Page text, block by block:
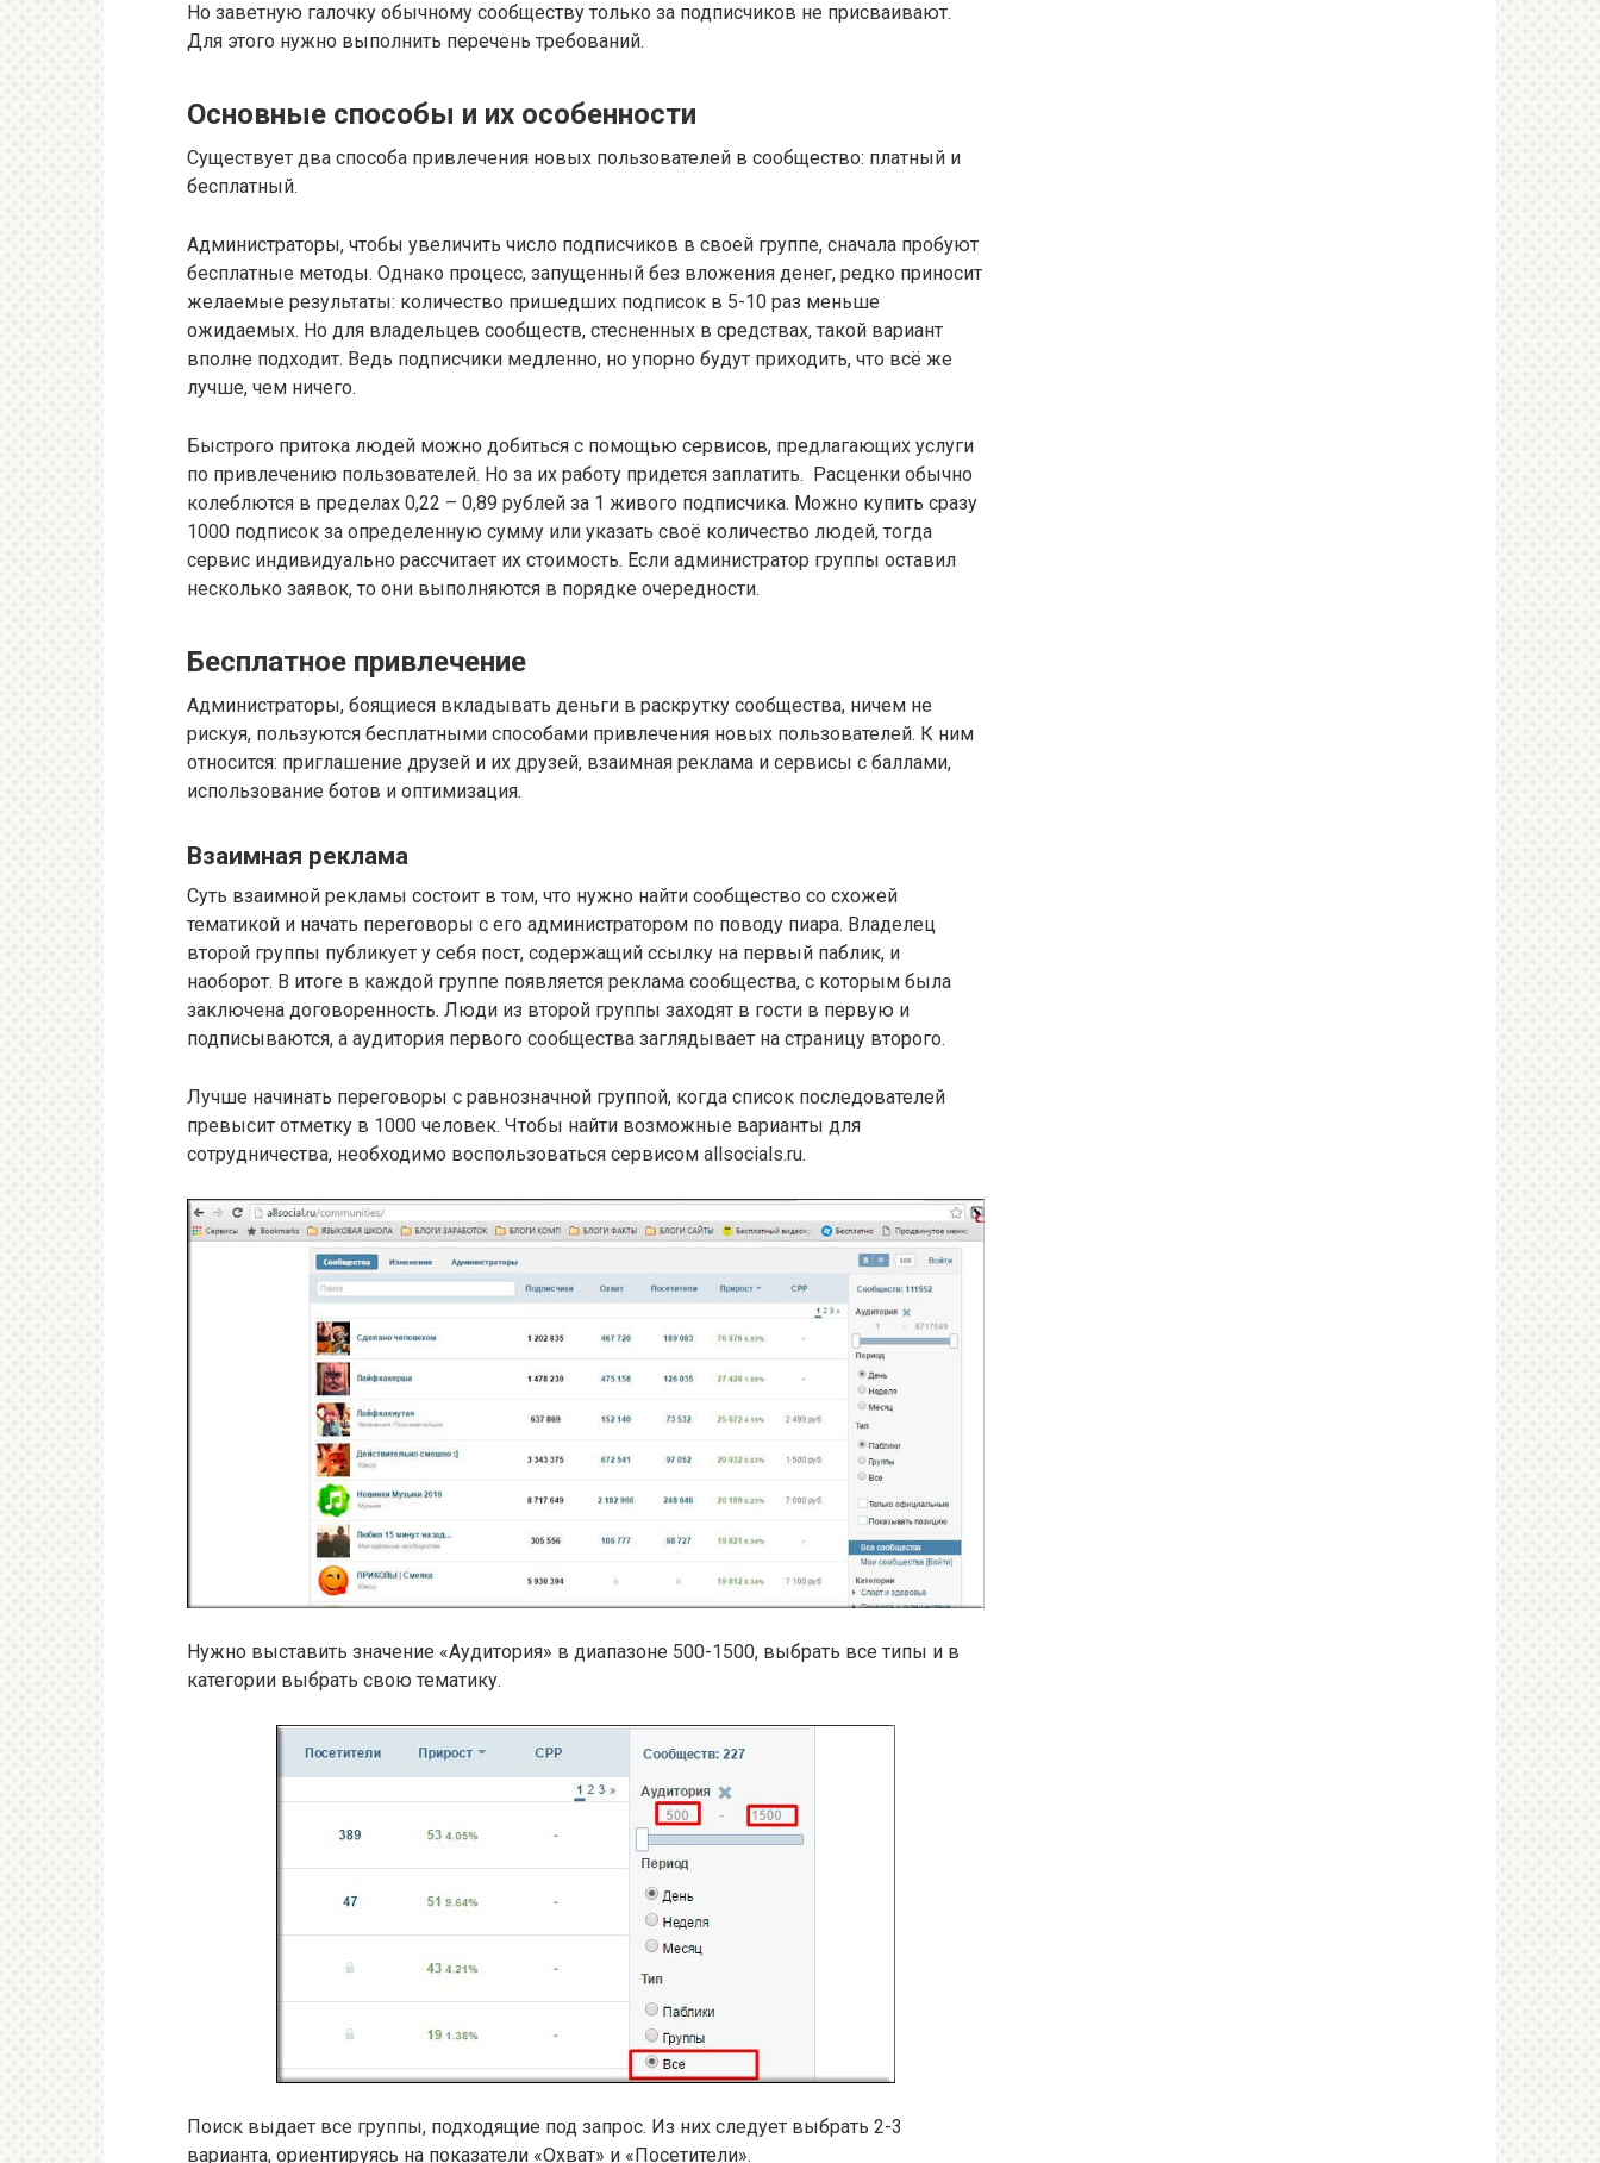
Но заветную галочку обычному сообществу только за подписчиков не присваивают.
Для этого нужно выполнить перечень требований.
Основные способы и их особенности
Существует два способа привлечения новых пользователей в сообщество: платный и
бесплатный.
Администраторы, чтобы увеличить число подписчиков в своей группе, сначала пробуют
бесплатные методы. Однако процесс, запущенный без вложения денег, редко приносит
желаемые результаты: количество пришедших подписок в 5-10 раз меньше
ожидаемых. Но для владельцев сообществ, стесненных в средствах, такой вариант
вполне подходит. Ведь подписчики медленно, но упорно будут приходить, что всё же
лучше, чем ничего.
Быстрого притока людей можно добиться с помощью сервисов, предлагающих услуги
по привлечению пользователей. Но за их работу придется заплатить. Расценки обычно
колеблются в пределах 0,22 – 0,89 рублей за 1 живого подписчика. Можно купить сразу
1000 подписок за определенную сумму или указать своё количество людей, тогда
сервис индивидуально рассчитает их стоимость. Если администратор группы оставил
несколько заявок, то они выполняются в порядке очередности.
Бесплатное привлечение
Администраторы, боящиеся вкладывать деньги в раскрутку сообщества, ничем не
рискуя, пользуются бесплатными способами привлечения новых пользователей. К ним
относится: приглашение друзей и их друзей, взаимная реклама и сервисы с баллами,
использование ботов и оптимизация.
Взаимная реклама
Суть взаимной рекламы состоит в том, что нужно найти сообщество со схожей
тематикой и начать переговоры с его администратором по поводу пиара. Владелец
второй группы публикует у себя пост, содержащий ссылку на первый паблик, и
наоборот. В итоге в каждой группе появляется реклама сообщества, с которым была
заключена договоренность. Люди из второй группы заходят в гости в первую и
подписываются, а аудитория первого сообщества заглядывает на страницу второго.
Лучше начинать переговоры с равнозначной группой, когда список последователей
превысит отметку в 1000 человек. Чтобы найти возможные варианты для
сотрудничества, необходимо воспользоваться сервисом allsocials.ru.
Нужно выставить значение «Аудитория» в диапазоне 500-1500, выбрать все типы и в
категории выбрать свою тематику.
Поиск выдает все группы, подходящие под запрос. Из них следует выбрать 2-3
варианта, ориентируясь на показатели «Охват» и «Посетители».